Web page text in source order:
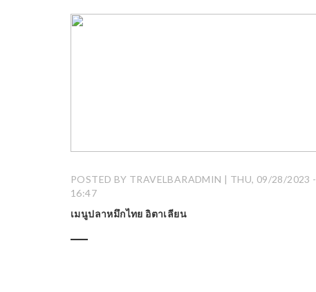
POSTED BY TRAVELBARADMIN | THU, 09/28/2023 -
16:47
เมนูปลาหมึกไทย อิตาเลียน